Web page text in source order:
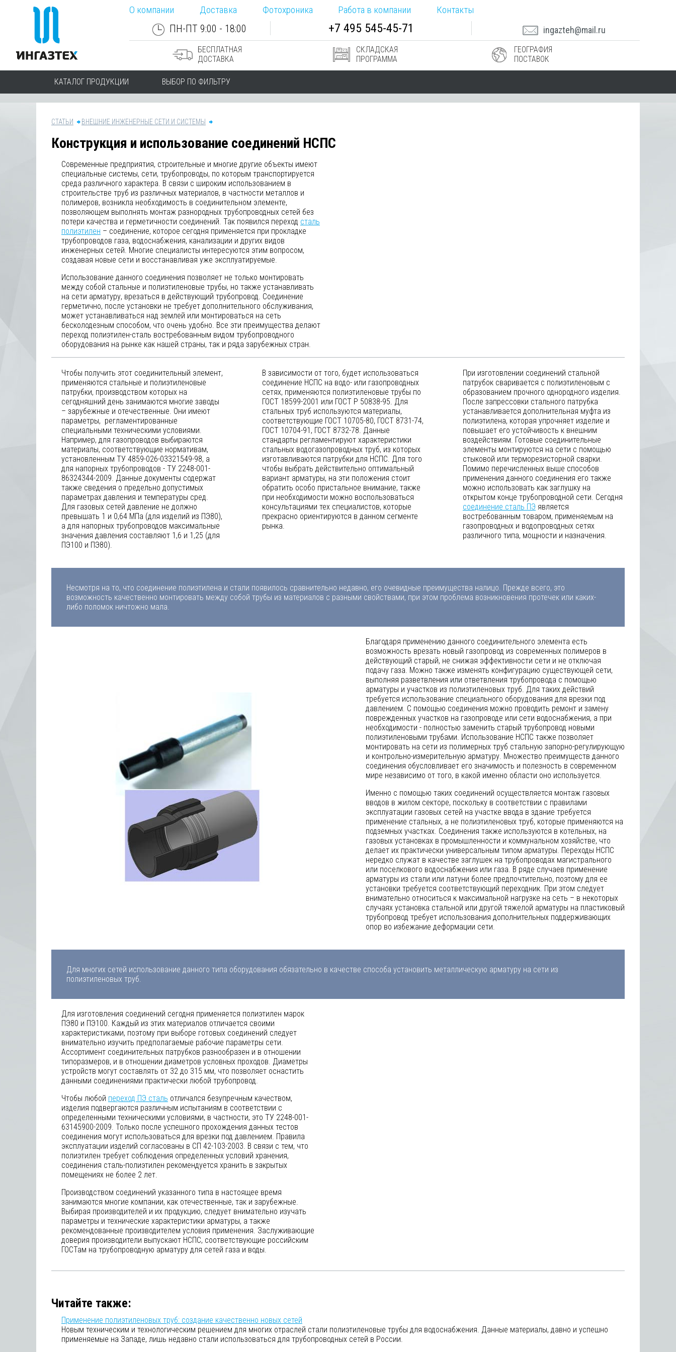
О компании Доставка Фотохроника Работа в компании Контакты
ПН-ПТ 9:00 - 18:00 +7 495 545-45-71 ingazteh@mail.ru
БЕСПЛАТНАЯ
ДОСТАВКА
СКЛАДСКАЯ
ПРОГРАММА
ГЕОГРАФИЯ
ПОСТАВОК
КАТАЛОГ ПРОДУКЦИИ ВЫБОР ПО ФИЛЬТРУ
СТАТЬИ ВНЕШНИЕ ИНЖЕНЕРНЫЕ СЕТИ И СИСТЕМЫ
Конструкция и использование соединений НСПС
Современные предприятия, строительные и многие другие объекты имеют
специальные системы, сети, трубопроводы, по которым транспортируется
среда различного характера. В связи с широким использованием в
строительстве труб из различных материалов, в частности металлов и
полимеров, возникла необходимость в соединительном элементе,
позволяющем выполнять монтаж разнородных трубопроводных сетей без
потери качества и герметичности соединений. Так появился переход сталь
полиэтилен – соединение, которое сегодня применяется при прокладке
трубопроводов газа, водоснабжения, канализации и других видов
инженерных сетей. Многие специалисты интересуются этим вопросом,
создавая новые сети и восстанавливая уже эксплуатируемые.
Использование данного соединения позволяет не только монтировать
между собой стальные и полиэтиленовые трубы, но также устанавливать
на сети арматуру, врезаться в действующий трубопровод. Соединение
герметично, после установки не требует дополнительного обслуживания,
может устанавливаться над землей или монтироваться на сеть
бесколодезным способом, что очень удобно. Все эти преимущества делают
переход полиэтилен-сталь востребованным видом трубопроводного
оборудования на рынке как нашей страны, так и ряда зарубежных стран.
Чтобы получить этот соединительный элемент,
применяются стальные и полиэтиленовые
патрубки, производством которых на
сегодняшний день занимаются многие заводы
– зарубежные и отечественные. Они имеют
параметры, регламентированные
специальными техническими условиями.
Например, для газопроводов выбираются
материалы, соответствующие нормативам,
установленным ТУ 4859-026-03321549-98, а
для напорных трубопроводов - ТУ 2248-001-
86324344-2009. Данные документы содержат
также сведения о предельно допустимых
параметрах давления и температуры сред.
Для газовых сетей давление не должно
превышать 1 и 0,64 МПа (для изделий из ПЭ80),
а для напорных трубопроводов максимальные
значения давления составляют 1,6 и 1,25 (для
ПЭ100 и ПЭ80).
В зависимости от того, будет использоваться
соединение НСПС на водо- или газопроводных
сетях, применяются полиэтиленовые трубы по
ГОСТ 18599-2001 или ГОСТ Р 50838-95. Для
стальных труб используются материалы,
соответствующие ГОСТ 10705-80, ГОСТ 8731-74,
ГОСТ 10704-91, ГОСТ 8732-78. Данные
стандарты регламентируют характеристики
стальных водогазопроводных труб, из которых
изготавливаются патрубки для НСПС. Для того
чтобы выбрать действительно оптимальный
вариант арматуры, на эти положения стоит
обратить особо пристальное внимание, также
при необходимости можно воспользоваться
консультациями тех специалистов, которые
прекрасно ориентируются в данном сегменте
рынка.
При изготовлении соединений стальной
патрубок сваривается с полиэтиленовым с
образованием прочного однородного изделия.
После запрессовки стального патрубка
устанавливается дополнительная муфта из
полиэтилена, которая упрочняет изделие и
повышает его устойчивость к внешним
воздействиям. Готовые соединительные
элементы монтируются на сети с помощью
стыковой или терморезисторной сварки.
Помимо перечисленных выше способов
применения данного соединения его также
можно использовать как заглушку на
открытом конце трубопроводной сети. Сегодня
соединение сталь ПЭ является
востребованным товаром, применяемым на
газопроводных и водопроводных сетях
различного типа, мощности и назначения.
Несмотря на то, что соединение полиэтилена и стали появилось сравнительно недавно, его очевидные преимущества налицо. Прежде всего, это
возможность качественно монтировать между собой трубы из материалов с разными свойствами, при этом проблема возникновения протечек или каких-
либо поломок ничтожно мала.
Благодаря применению данного соединительного элемента есть
возможность врезать новый газопровод из современных полимеров в
действующий старый, не снижая эффективности сети и не отключая
подачу газа. Можно также изменять конфигурацию существующей сети,
выполняя разветвления или ответвления трубопровода с помощью
арматуры и участков из полиэтиленовых труб. Для таких действий
требуется использование специального оборудования для врезки под
давлением. С помощью соединения можно проводить ремонт и замену
поврежденных участков на газопроводе или сети водоснабжения, а при
необходимости - полностью заменить старый трубопровод новыми
полиэтиленовыми трубами. Использование НСПС также позволяет
монтировать на сети из полимерных труб стальную запорно-регулирующую
и контрольно-измерительную арматуру. Множество преимуществ данного
соединения обусловливает его значимость и полезность в современном
мире независимо от того, в какой именно области оно используется.
Именно с помощью таких соединений осуществляется монтаж газовых
вводов в жилом секторе, поскольку в соответствии с правилами
эксплуатации газовых сетей на участке ввода в здание требуется
применение стальных, а не полиэтиленовых труб, которые применяются на
подземных участках. Соединения также используются в котельных, на
газовых установках в промышленности и коммунальном хозяйстве, что
делает их практически универсальным типом арматуры. Переходы НСПС
нередко служат в качестве заглушек на трубопроводах магистрального
или поселкового водоснабжения или газа. В ряде случаев применение
арматуры из стали или латуни более предпочтительно, поэтому для ее
установки требуется соответствующий переходник. При этом следует
внимательно относиться к максимальной нагрузке на сеть – в некоторых
случаях установка стальной или другой тяжелой арматуры на пластиковый
трубопровод требует использования дополнительных поддерживающих
опор во избежание деформации сети.
Для многих сетей использование данного типа оборудования обязательно в качестве способа установить металлическую арматуру на сети из
полиэтиленовых труб.
Для изготовления соединений сегодня применяется полиэтилен марок
ПЭ80 и ПЭ100. Каждый из этих материалов отличается своими
характеристиками, поэтому при выборе готовых соединений следует
внимательно изучить предполагаемые рабочие параметры сети.
Ассортимент соединительных патрубков разнообразен и в отношении
типоразмеров, и в отношении диаметров условных проходов. Диаметры
устройств могут составлять от 32 до 315 мм, что позволяет оснастить
данными соединениями практически любой трубопровод.
Чтобы любой переход ПЭ сталь отличался безупречным качеством,
изделия подвергаются различным испытаниям в соответствии с
определенными техническими условиями, в частности, это ТУ 2248-001-
63145900-2009. Только после успешного прохождения данных тестов
соединения могут использоваться для врезки под давлением. Правила
эксплуатации изделий согласованы в СП 42-103-2003. В связи с тем, что
полиэтилен требует соблюдения определенных условий хранения,
соединения сталь-полиэтилен рекомендуется хранить в закрытых
помещениях не более 2 лет.
Производством соединений указанного типа в настоящее время
занимаются многие компании, как отечественные, так и зарубежные.
Выбирая производителей и их продукцию, следует внимательно изучать
параметры и технические характеристики арматуры, а также
рекомендованные производителем условия применения. Заслуживающие
доверия производители выпускают НСПС, соответствующие российским
ГОСТам на трубопроводную арматуру для сетей газа и воды.
Читайте также:
Применение полиэтиленовых труб: создание качественно новых сетей
Новым техническим и технологическим решением для многих отраслей стали полиэтиленовые трубы для водоснабжения. Данные материалы, давно и успешно
применяемые на Западе, лишь недавно стали использоваться для трубопроводных сетей в России.